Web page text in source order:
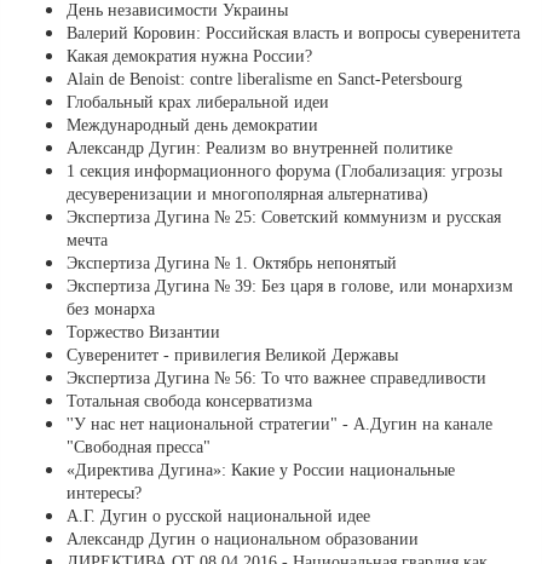
День независимости Украины
Валерий Коровин: Российская власть и вопросы суверенитета
Какая демократия нужна России?
Alain de Benoist: contre liberalisme en Sanct-Petersbourg
Глобальный крах либеральной идеи
Международный день демократии
Александр Дугин: Реализм во внутренней политике
1 секция информационного форума (Глобализация: угрозы
десуверенизации и многополярная альтернатива)
Экспертиза Дугина № 25: Советский коммунизм и русская
мечта
Экспертиза Дугина № 1. Октябрь непонятый
Экспертиза Дугина № 39: Без царя в голове, или монархизм
без монарха
Торжество Византии
Суверенитет - привилегия Великой Державы
Экспертиза Дугина № 56: То что важнее справедливости
Тотальная свобода консерватизма
''У нас нет национальной стратегии" - А.Дугин на канале
"Свободная пресса"
«Директива Дугина»: Какие у России национальные
интересы?
А.Г. Дугин о русской национальной идее
Александр Дугин о национальном образовании